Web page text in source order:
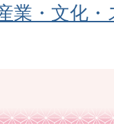
業・文化